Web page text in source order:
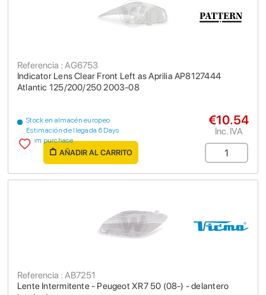
Indicator Lens Clear Front Left as Aprilia AP8127444
Atlantic 125/200/250 2003-08
Referencia : AG6753
Stock en almacén europeo
Estimación de llegada 6 Days
from purchase
€10.54
Inc. IVA
AÑADIR AL CARRITO
Lente Intermitente - Peugeot XR7 50 (08-) - delantero
Referencia : AB7251